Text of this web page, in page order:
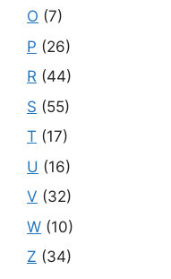
O (7)
P (26)
R (44)
S (55)
T (17)
U (16)
V (32)
W (10)
Z (34)